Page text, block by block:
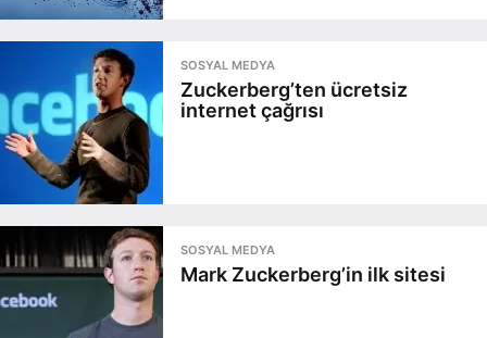
SOSYAL MEDYA
Zuckerberg’ten ücretsiz
internet çağrısı
SOSYAL MEDYA
Mark Zuckerberg’in ilk sitesi